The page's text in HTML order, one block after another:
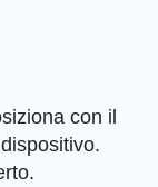
con il